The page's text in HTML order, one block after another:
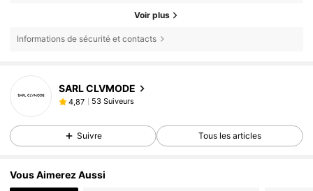
Voir plus
Informations de sécurité et contacts
SARL CLVMODE
4,87 53 Suiveurs
Suivre Tous les articles
Vous Aimerez Aussi